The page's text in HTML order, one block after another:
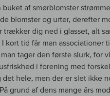
af smørblomster
blomster og urter, derefter
dig ned i glasset, alt
kort tid får man associationer
tager den første slurk, for
i forening med
hele, men der er slet ikke
grund af dens mange års